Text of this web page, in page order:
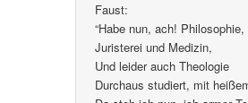
Faust:
“Habe nun, ach! Philosophie,
Juristerei und Medizin,
Und leider auch Theologie
Durchaus studiert, mit